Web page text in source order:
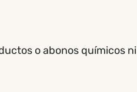
o abonos químicos ni